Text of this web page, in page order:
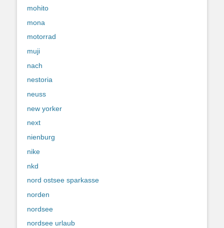
mohito
mona
motorrad
muji
nach
nestoria
neuss
new yorker
next
nienburg
nike
nkd
nord ostsee sparkasse
norden
nordsee
nordsee urlaub